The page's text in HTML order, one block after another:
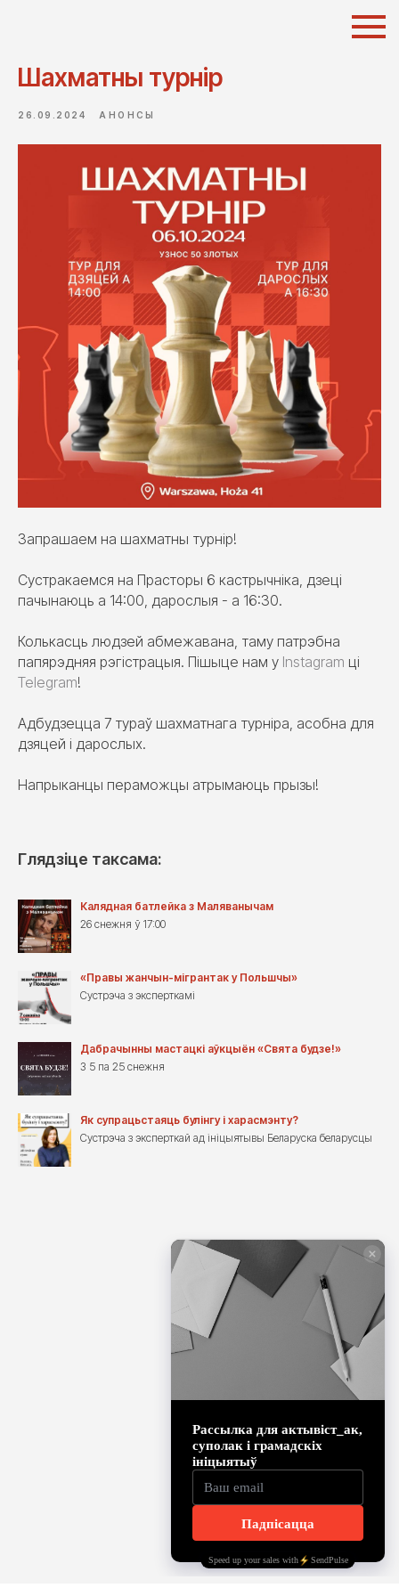
Шахматны турнір
26.09.2024 АНОНСЫ
Запрашаем на шахматны турнір!
Сустракаемся на Прасторы 6 кастрычніка, дзеці
пачынаюць а 14:00, дарослыя - а 16:30.
Колькасць людзей абмежавана, таму патрэбна
папярэдняя рэгістрацыя. Пішыце нам у Instagram ці
Telegram!
Адбудзецца 7 тураў шахматнага турніра, асобна для
дзяцей і дарослых.
Напрыканцы пераможцы атрымаюць прызы!
Глядзіце таксама:
Калядная батлейка з Маляванычам
26 снежня ў 17:00
«Правы жанчын-мігрантак у Польшчы»
Сустрэча з эксперткамі
Дабрачынны мастацкі аўкцыён «Свята будзе!»
З 5 па 25 снежня
Як супрацьстаяць булінгу і харасмэнту?
Сустрэча з эксперткай ад ініцыятывы Беларуска беларусцы